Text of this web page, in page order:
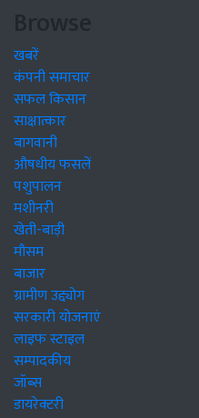
Browse
खबरें
कंपनी समाचार
सफल किसान
साक्षात्कार
बागवानी
औषधीय फसलें
पशुपालन
मशीनरी
खेती-बाड़ी
मौसम
बाजार
ग्रामीण उद्द्योग
सरकारी योजनाएं
लाइफ स्टाइल
सम्पादकीय
जॉब्स
डायरेक्टरी